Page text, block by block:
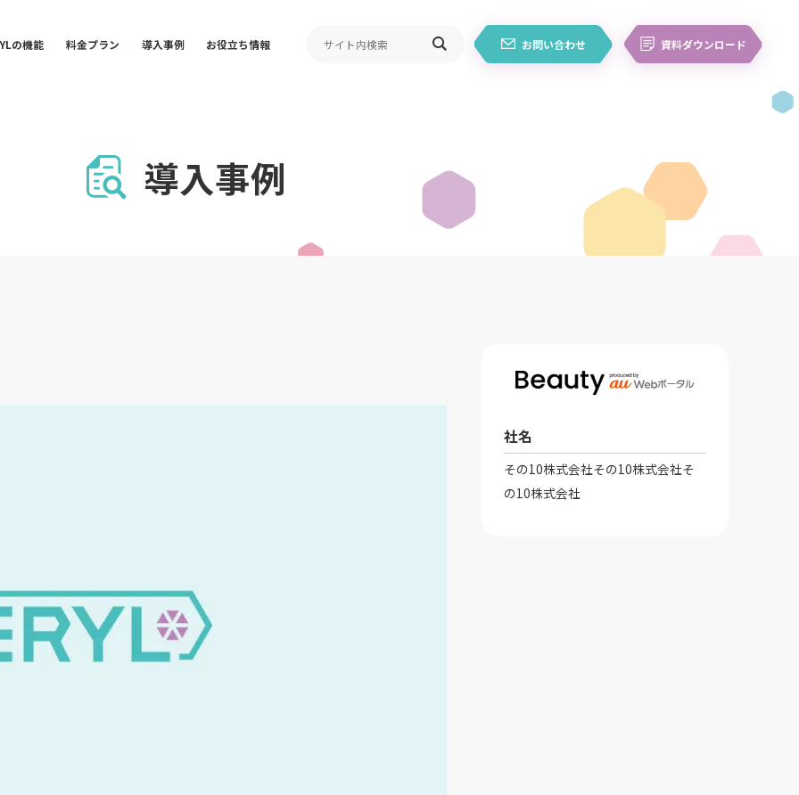
の機能 料金プラン 導入事例 お役立ち情報 お問い合わせ 資料ダウンロード
導入事例
社名
その10株式会社その10株式会社そ
の10株式会社